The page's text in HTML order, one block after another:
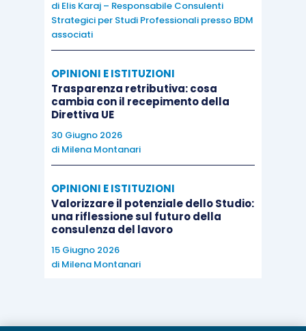
di Elis Karaj – Responsabile Consulenti
Strategici per Studi Professionali presso BDM
associati
OPINIONI E ISTITUZIONI
Trasparenza retributiva: cosa
cambia con il recepimento della
Direttiva UE
30 Giugno 2026
di Milena Montanari
OPINIONI E ISTITUZIONI
Valorizzare il potenziale dello Studio:
una riflessione sul futuro della
consulenza del lavoro
15 Giugno 2026
di Milena Montanari